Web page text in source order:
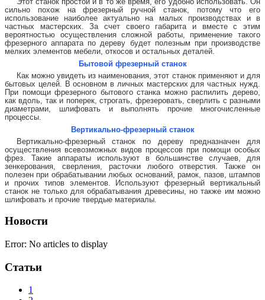
сильно похож на фрезерный ручной станок, потому что его
использование наиболее актуально на малых производствах и в
частных мастерских. За счет своего габарита и вместе с этим
вероятностью осуществления сложной работы, применение такого
фрезерного аппарата по дереву будет полезным при производстве
мелких элементов мебели, откосов и остальных деталей.
Бытовой фрезерный станок
Как можно увидеть из наименования, этот станок применяют и для
бытовых целей. В основном в личных мастерских для частных нужд.
При помощи фрезерного бытового станка можно распилить дерево,
как вдоль, так и поперек, строгать, фрезеровать, сверлить с разными
диаметрами, шлифовать и выполнять прочие многочисленные
процессы.
Вертикально-фрезерный станок
Вертикально-фрезерный станок по дереву предназначен для
осуществления всевозможных видов процессов при помощи особых
фрез. Такие аппараты используют в большинстве случаев, для
зенкерования, сверления, расточки любого отверстия. Также он
полезен при обрабатывании любых оснований, рамок, пазов, штампов
и прочих типов элементов. Используют фрезерный вертикальный
станок не только для обрабатывания древесины, но также им можно
шлифовать и прочие твердые материалы.
Новости
Error: No articles to display
Статьи
1